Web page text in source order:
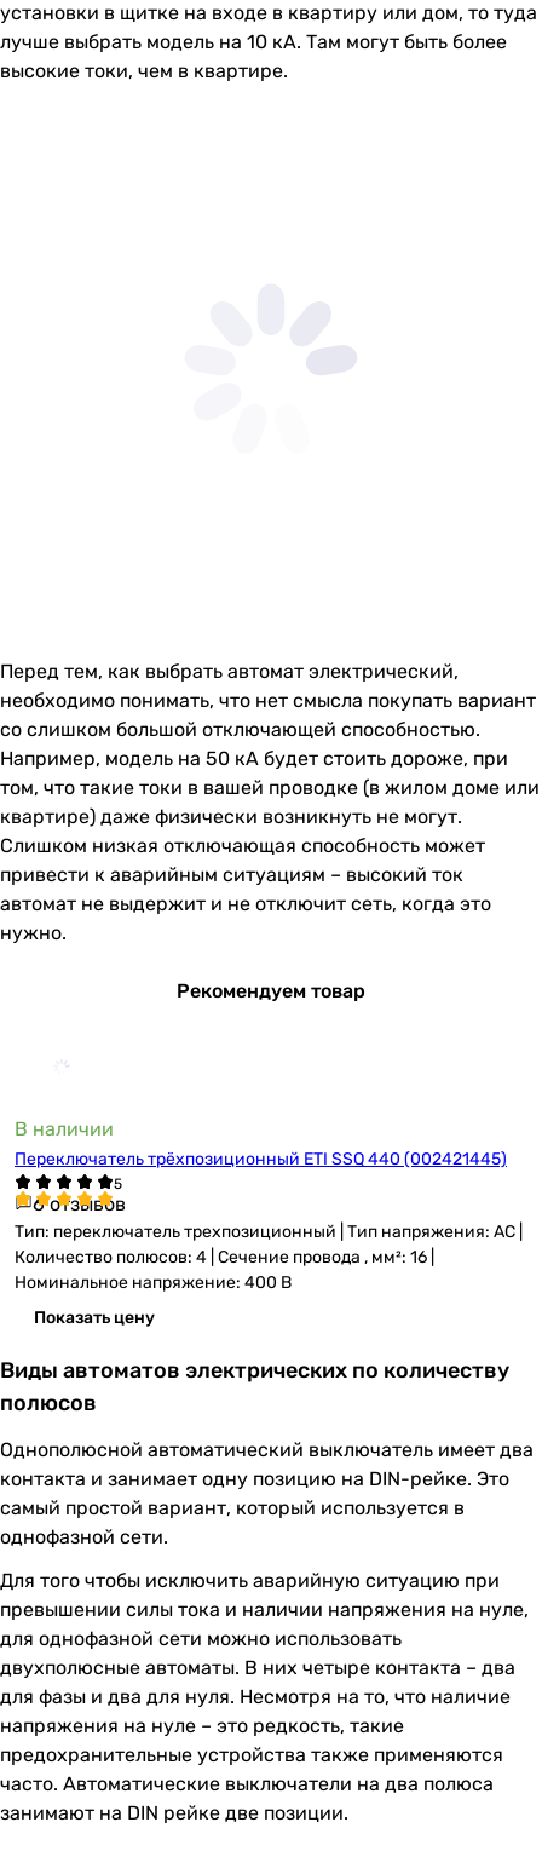
установки в щитке на входе в квартиру или дом, то туда
лучше выбрать модель на 10 кА. Там могут быть более
высокие токи, чем в квартире.
Перед тем, как выбрать автомат электрический,
необходимо понимать, что нет смысла покупать вариант
со слишком большой отключающей способностью.
Например, модель на 50 кА будет стоить дороже, при
том, что такие токи в вашей проводке (в жилом доме или
квартире) даже физически возникнуть не могут.
Слишком низкая отключающая способность может
привести к аварийным ситуациям – высокий ток
автомат не выдержит и не отключит сеть, когда это
нужно.
Рекомендуем товар
В наличии
Переключатель трёхпозиционный ETI SSQ 440 (002421445)
6 отзывов
Тип: переключатель трехпозиционный | Тип напряжения: AC |
Количество полюсов: 4 | Сечение провода , мм²: 16 |
Номинальное напряжение: 400 В
Показать цену
Виды автоматов электрических по количеству
полюсов
Однополюсной автоматический выключатель имеет два
контакта и занимает одну позицию на DIN-рейке. Это
самый простой вариант, который используется в
однофазной сети.
Для того чтобы исключить аварийную ситуацию при
превышении силы тока и наличии напряжения на нуле,
для однофазной сети можно использовать
двухполюсные автоматы. В них четыре контакта – два
для фазы и два для нуля. Несмотря на то, что наличие
напряжения на нуле – это редкость, такие
предохранительные устройства также применяются
часто. Автоматические выключатели на два полюса
занимают на DIN рейке две позиции.